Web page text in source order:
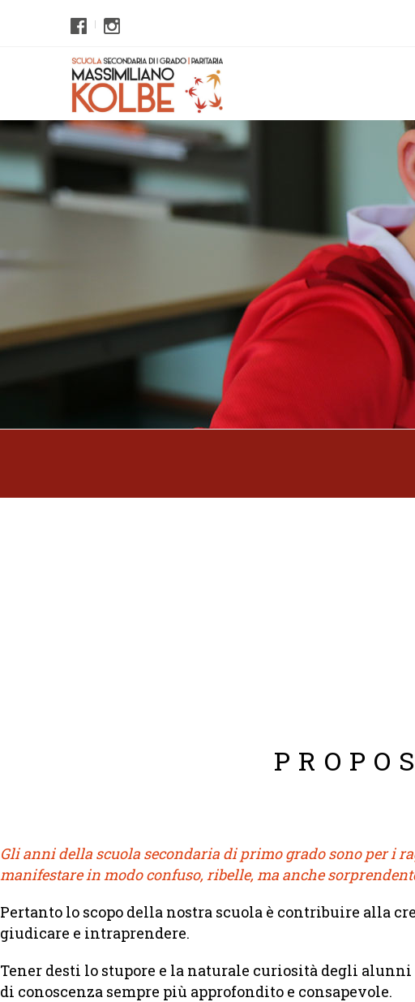
Gli anni della scuola secondaria di primo grado sono per i
manifestare in modo confuso, ribelle, ma anche
Pertanto lo scopo della nostra scuola è contribuire alla
giudicare e intraprendere.
Tener desti lo stupore e la naturale curiosità degli
di conoscenza sempre più approfondito e consapevole.